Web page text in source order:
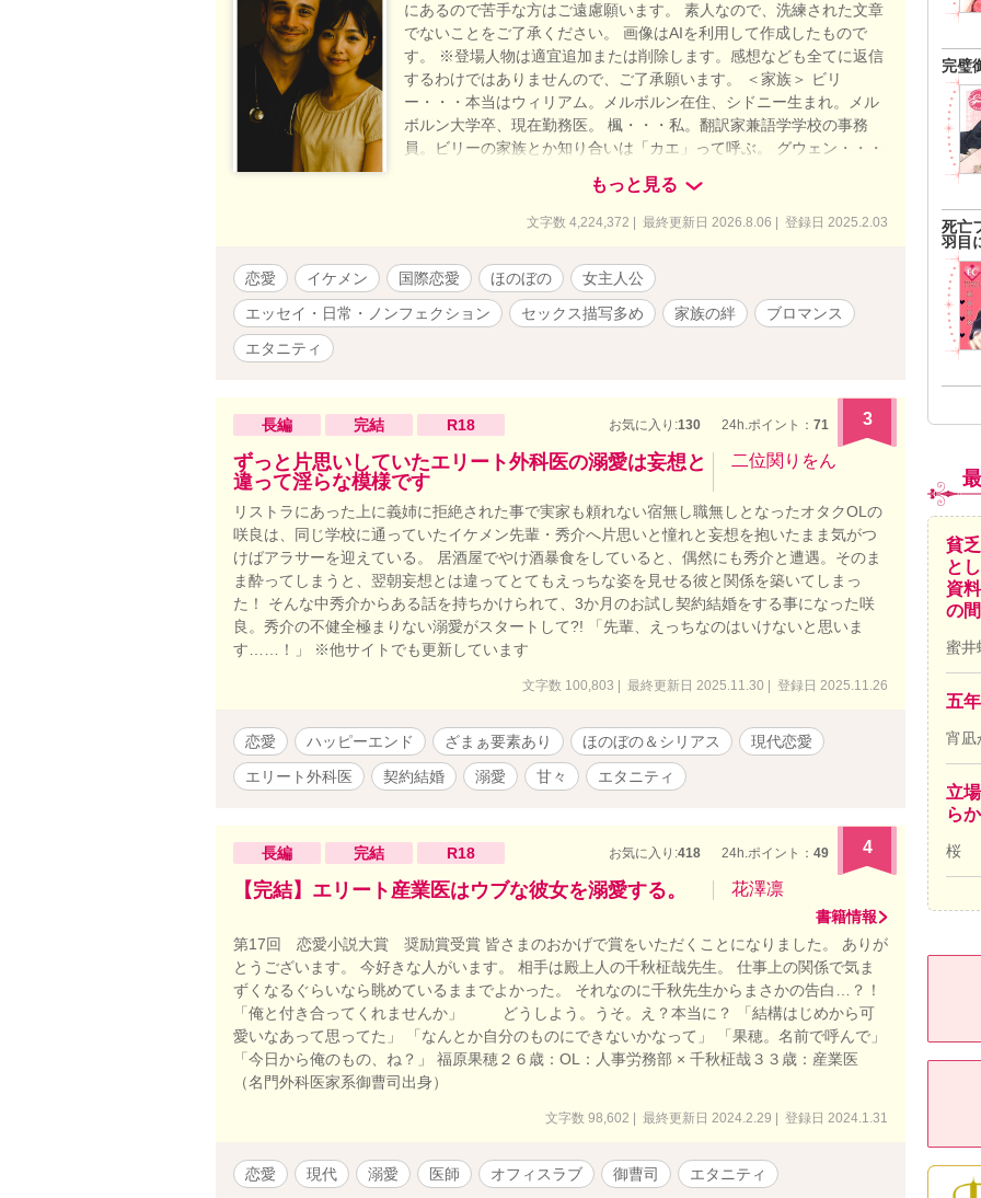
にあるので苦手な方はご遠慮願います。 素人なので、洗練された文章
でないことをご了承ください。 画像はAIを利用して作成したもので
す。 ※登場人物は適宜追加または削除します。感想なども全てに返信
するわけではありませんので、ご了承願います。 ＜家族＞ ビリ
ー・・・本当はウィリアム。メルボルン在住、シドニー生まれ。メル
ボルン大学卒、現在勤務医。 楓・・・私。翻訳家兼語学学校の事務
員。ビリーの家族とか知り合いは「カエ」って呼ぶ。 グウェン・・・
ビリーのお母さん。ブティック経営者。 メーガン・・・ビリーの妹。
教師。サーフィン大好き。ブリスベン在住。 ノエル・・・ビリーのお
兄さん。ビリーより3つ年上。カンタス航空の航空エンジニア。 父と
ー・・・ビリーの甥。 メイ・・・私とビリーの娘。 ＜病院関係者＞
フレッド・・・コリンの後輩の整形外科医。私のお友達。 コリ
ン・・・整形外科医。私のお友達。 アダム・・・ビリーの同僚で大学
時代からの大親友。今では私の親友みたいな人。 デニー・・・産婦人
ル”ダニー”・・・ネイトの弟。 テッド・・・ビリーの上司。美しいバ
ラ庭園を持っている。 ジェイ・・・ビリーの後輩。息子はマーティ
ン。 フィン・・・ビリーとネイトの秘書。不整脈持ち。 ＜その他＞
ライル・・・翻訳エージェントで仲の良いお友達。その後同僚にな
る。 クラリッサ・・・ライルの彼女。ビリーが勤務する内科の看護
師。 スティーブン・・・バイト先の同僚。同僚っていうよりいいお友
達。 ジェイミー・・・バイト先の同僚。息子・ティモシーとリンって
いうケータリング業をしているパートナーがいる。 ケビン・・・バイ
ト先の同僚。アメリカ人。 愛ちゃん・・・私が翻訳コースに通ってい
た時に知り合った日本人の女の子。スティーブンと交際している。 美
咲ちゃん・・・ヨガのレッスンで知り合った日本人のお友達。旅行会
社に勤務して翻訳コース合格を目指している。 久美さん・・・ライル
の会社の翻訳パーティーで知り合った人。
もっと見る
文字数 4,224,372 | 最終更新日 2026.8.06 | 登録日 2025.2.03
恋愛 イケメン 国際恋愛 ほのぼの
女主人公
エッセイ・日常・ノンフェクション
セックス描写多め 家族の絆
ブロマンス
エタニティ
長編 完結 R18 お気に入り:130 24h.ポイント： 71 3
ずっと片思いしていたエリート外科医の溺愛は妄想と
違って淫らな模様です
二位関りをん
リストラにあった上に義姉に拒絶された事で実家も頼れない宿無し職無しとなったオタクOLの
咲良は、同じ学校に通っていたイケメン先輩・秀介へ片思いと憧れと妄想を抱いたまま気がつ
けばアラサーを迎えている。 居酒屋でやけ酒暴食をしていると、偶然にも秀介と遭遇。そのま
ま酔ってしまうと、翌朝妄想とは違ってとてもえっちな姿を見せる彼と関係を築いてしまっ
た！ そんな中秀介からある話を持ちかけられて、3か月のお試し契約結婚をする事になった咲
良。秀介の不健全極まりない溺愛がスタートして?! 「先輩、えっちなのはいけないと思いま
す……！」 ※他サイトでも更新しています
文字数 100,803 | 最終更新日 2025.11.30 | 登録日 2025.11.26
恋愛 ハッピーエンド ざまぁ要素あり ほのぼの＆シリアス
現代恋愛
エリート外科医
契約結婚 溺愛 甘々 エタニティ
長編 完結 R18 お気に入り:418 24h.ポイント： 49 4
【完結】エリート産業医はウブな彼女を溺愛する。 花澤凛
書籍情報
第17回 恋愛小説大賞 奨励賞受賞 皆さまのおかげで賞をいただくことになりました。 ありが
とうございます。 今好きな人がいます。 相手は殿上人の千秋柾哉先生。 仕事上の関係で気ま
ずくなるぐらいなら眺めているままでよかった。 それなのに千秋先生からまさかの告白…？！
「俺と付き合ってくれませんか」 どうしよう。うそ。え？本当に？ 「結構はじめから可
愛いなあって思ってた」 「なんとか自分のものにできないかなって」 「果穂。名前で呼んで」
「今日から俺のもの、ね？」 福原果穂２６歳：OL：人事労務部 × 千秋柾哉３３歳：産業医
（名門外科医家系御曹司出身）
文字数 98,602 | 最終更新日 2024.2.29 | 登録日 2024.1.31
恋愛 現代 溺愛 医師 オフィスラブ 御曹司 エタニティ
完璧
死亡
羽目
貧
と
資
の
蜜井
五
宵凪
立
ら
桜